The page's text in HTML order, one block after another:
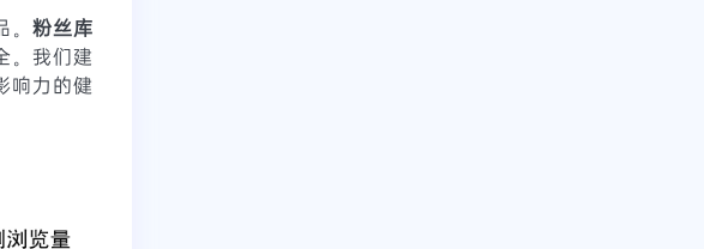
粉丝库
。我们建
响力的健